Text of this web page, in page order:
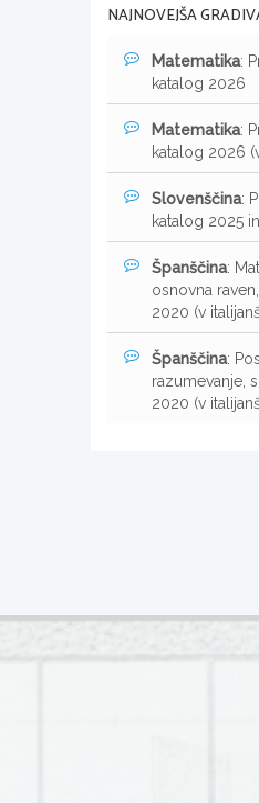
NAJNOVEJŠA
Matematika:
katalog 2026
Matematika:
katalog 2026
Slovenščina:
katalog 2025
Španščina:
osnovna
2020 (v
Španščina:
razumevanje,
2020 (v